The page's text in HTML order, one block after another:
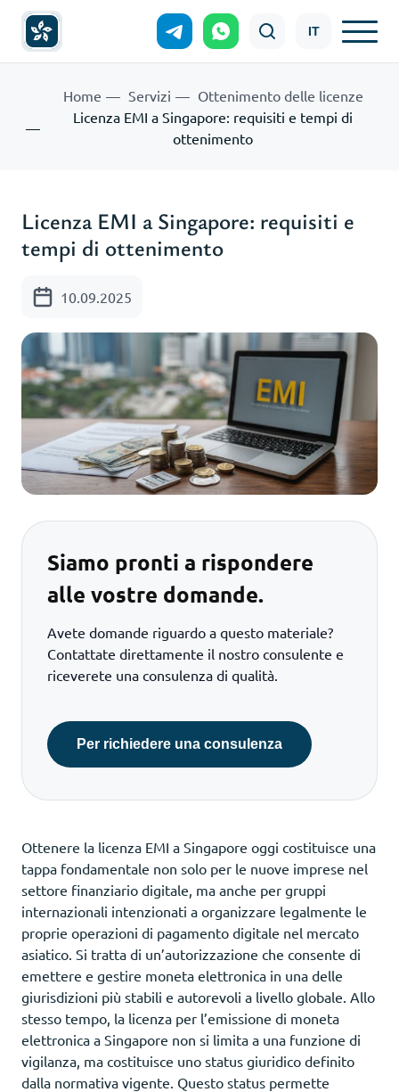
IT
Home Servizi
Ottenimento delle licenze
Licenza EMI a Singapore: requisiti e tempi di
ottenimento
Licenza EMI a Singapore: requisiti e
tempi di ottenimento
10.09.2025
Siamo pronti a rispondere
alle vostre domande.
Avete domande riguardo a questo materiale?
Contattate direttamente il nostro consulente e
riceverete una consulenza di qualità.
Per richiedere una consulenza
Ottenere la licenza EMI a Singapore oggi costituisce una
tappa fondamentale non solo per le nuove imprese nel
settore finanziario digitale, ma anche per gruppi
internazionali intenzionati a organizzare legalmente le
proprie operazioni di pagamento digitale nel mercato
asiatico. Si tratta di un’autorizzazione che consente di
emettere e gestire moneta elettronica in una delle
giurisdizioni più stabili e autorevoli a livello globale. Allo
stesso tempo, la licenza per l’emissione di moneta
elettronica a Singapore non si limita a una funzione di
vigilanza, ma costituisce uno status giuridico definito
dalla normativa vigente. Questo status permette